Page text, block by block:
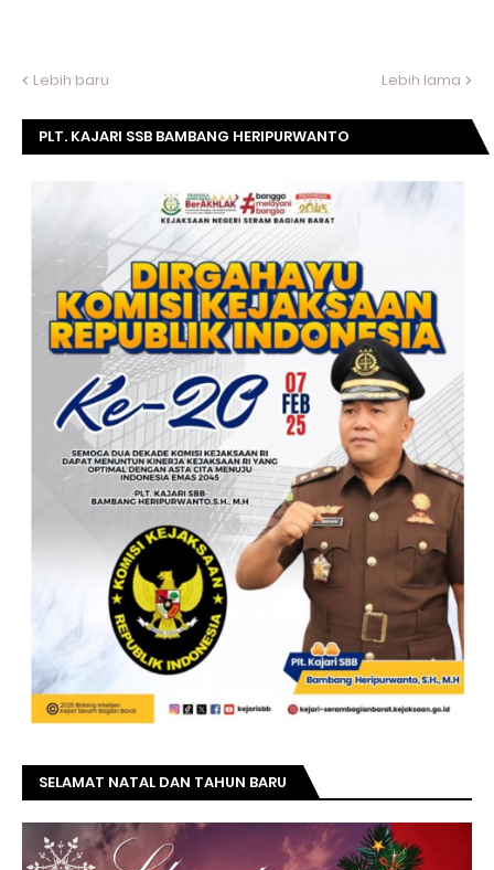
Lebih baru Lebih lama
PLT. KAJARI SSB BAMBANG HERIPURWANTO
KEJAKSAAN RI KE- 20 TAHUN.
SELAMAT NATAL DAN TAHUN BARU